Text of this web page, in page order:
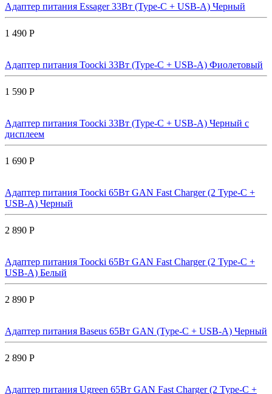
Адаптер питания Essager 33Вт (Type-C + USB-A) Черный
1 490 Р
Адаптер питания Toocki 33Вт (Type-C + USB-A) Фиолетовый
1 590 Р
Адаптер питания Toocki 33Вт (Type-C + USB-A) Черный с
дисплеем
1 690 Р
Адаптер питания Toocki 65Вт GAN Fast Charger (2 Type-C +
USB-A) Черный
2 890 Р
Адаптер питания Toocki 65Вт GAN Fast Charger (2 Type-C +
USB-A) Белый
2 890 Р
Адаптер питания Baseus 65Вт GAN (Type-C + USB-A) Черный
2 890 Р
Адаптер питания Ugreen 65Вт GAN Fast Charger (2 Type-C +